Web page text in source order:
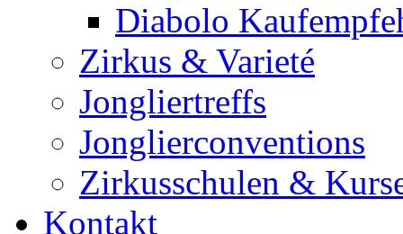
Diabolo
Zirkus & Varieté
Jongliertreffs
Jonglierconventions
Zirkusschulen &
Kontakt